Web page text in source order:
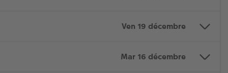
Ven 19 décembre
Mar 16 décembre